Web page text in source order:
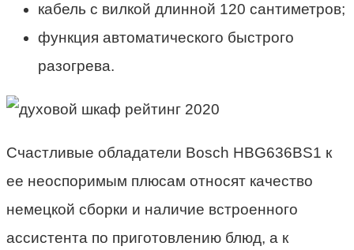
кабель с вилкой длинной 120 сантиметров;
функция автоматического быстрого
разогрева.
Счастливые обладатели Bosch HBG636BS1 к
ее неоспоримым плюсам относят качество
немецкой сборки и наличие встроенного
ассистента по приготовлению блюд, а к